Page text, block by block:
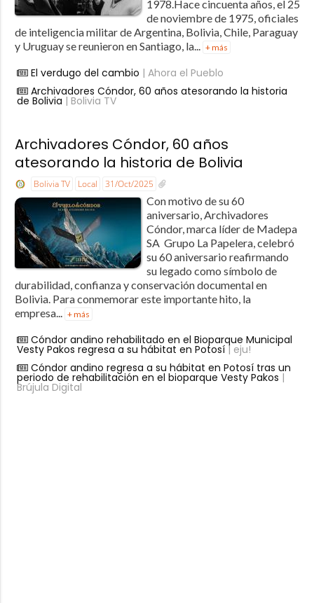
1978.Hace cincuenta años, el 25
de noviembre de 1975, oficiales
de inteligencia militar de Argentina, Bolivia, Chile, Paraguay
y Uruguay se reunieron en Santiago, la... + más
El verdugo del cambio | Ahora el Pueblo
Archivadores Cóndor, 60 años atesorando la historia
de Bolivia | Bolivia TV
Archivadores Cóndor, 60 años
atesorando la historia de Bolivia
Bolivia TV Local 31/Oct/2025
Con motivo de su 60
aniversario, Archivadores
Cóndor, marca líder de Madepa
SA  Grupo La Papelera, celebró
su 60 aniversario reafirmando
su legado como símbolo de
durabilidad, confianza y conservación documental en
Bolivia. Para conmemorar este importante hito, la
empresa... + más
Cóndor andino rehabilitado en el Bioparque Municipal
Vesty Pakos regresa a su hábitat en Potosí| eju!
Cóndor andino regresa a su hábitat en Potosí tras un
periodo de rehabilitación en el bioparque Vesty Pakos |
Brújula Digital